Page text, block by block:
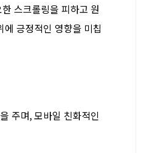
스크롤링을 피하고 원
긍정적인 영향을 미칩
주며, 모바일 친화적인